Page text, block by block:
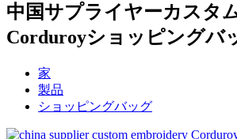
中国サプライヤーカスタ
Corduroyショッピングバ
家
製品
ショッピングバッグ